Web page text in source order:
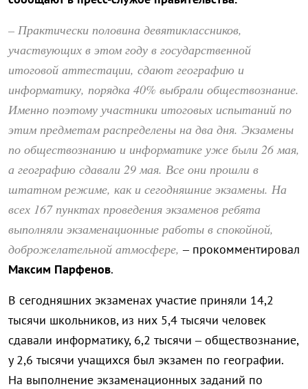
– Практически половина девятиклассников,
участвующих в этом году в государственной
итоговой аттестации, сдают географию и
информатику, порядка 40% выбрали обществознание.
Именно поэтому участники итоговых испытаний по
этим предметам распределены на два дня. Экзамены
по обществознанию и информатике уже были 26 мая,
а географию сдавали 29 мая. Все они прошли в
штатном режиме, как и сегодняшние экзамены. На
всех 167 пунктах проведения экзаменов ребята
выполняли экзаменационные работы в спокойной,
доброжелательной атмосфере, – прокомментировал
Максим Парфенов.
В сегодняшних экзаменах участие приняли 14,2
тысячи школьников, из них 5,4 тысячи человек
сдавали информатику, 6,2 тысячи – обществознание,
у 2,6 тысячи учащихся был экзамен по географии.
На выполнение экзаменационных заданий по